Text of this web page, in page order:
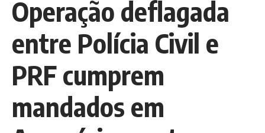
Operação deflagada
entre Polícia Civil e
PRF cumprem
mandados em